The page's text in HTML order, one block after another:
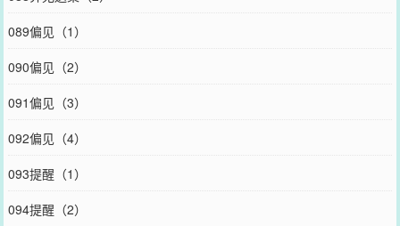
089偏见（1）
090偏见（2）
091偏见（3）
092偏见（4）
093提醒（1）
094提醒（2）